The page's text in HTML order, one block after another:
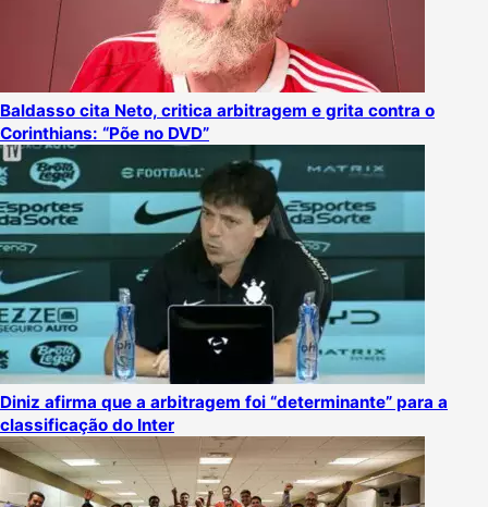
Baldasso cita Neto, critica arbitragem e grita contra o
Corinthians: “Põe no DVD”
Diniz afirma que a arbitragem foi “determinante” para a
classificação do Inter